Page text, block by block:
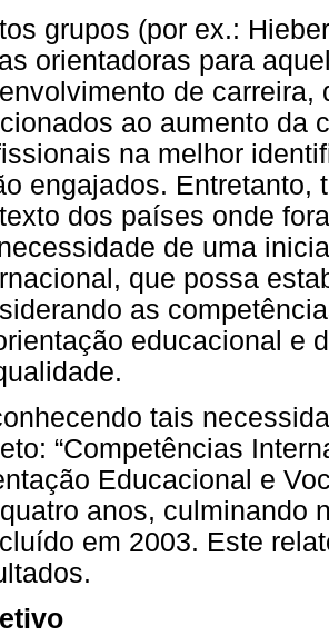
grupos (por ex.:
orientadoras para
de carreira,
ao aumento da
na melhor
engajados. Entretanto,
dos países onde
de uma
que possa
as
educacional e
tais
“Competências
Educacional e
anos, culminando
em 2003. Este